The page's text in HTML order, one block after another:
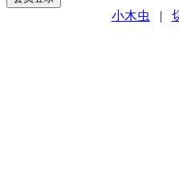
小木虫 |